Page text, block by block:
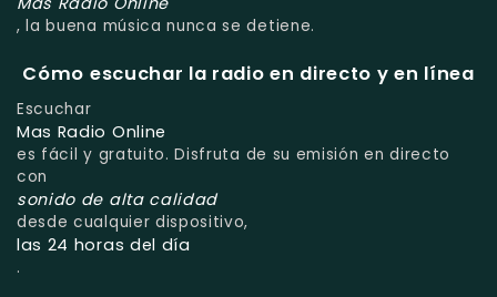
, la buena música nunca se detiene.
Cómo escuchar la radio en directo y en línea
Escuchar
Mas Radio Online
es fácil y gratuito. Disfruta de su emisión en directo
con
sonido de alta calidad
desde cualquier dispositivo,
las 24 horas del día
.